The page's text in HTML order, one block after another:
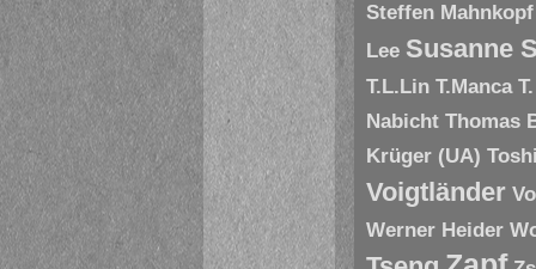
Steffen
Lee Susanne
T.L.Lin T.Manca
Nabicht Thomas
Krüger (UA)
Voigtländer
Werner Heider